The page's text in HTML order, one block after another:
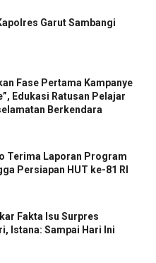
Garut Sambangi
Fase Pertama Kampanye
Edukasi Ratusan Pelajar
Berkendara
Terima Laporan Program
Persiapan HUT ke-81 RI
Fakta Isu Surpres
Istana: Sampai Hari Ini